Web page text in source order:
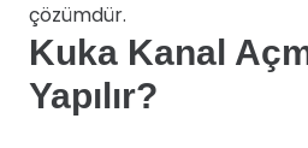
çözümdür.
Kuka Kanal
Yapılır?